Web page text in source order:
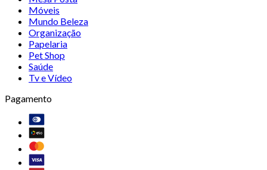
Móveis
Mundo Beleza
Organização
Papelaria
Pet Shop
Saúde
Tv e Vídeo
Pagamento